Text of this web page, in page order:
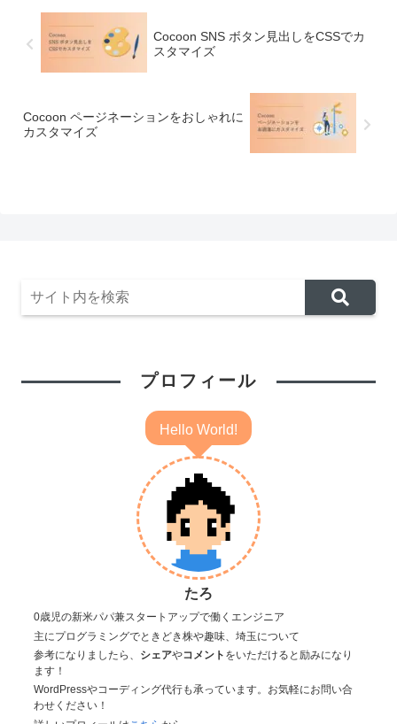
Cocoon SNS ボタン見出しをCSSでカ
スタマイズ
Cocoon ページネーションをおしゃれに
カスタマイズ
プロフィール
Hello World!
たろ
0歳児の新米パパ兼スタートアップで働くエンジニア
主にプログラミングでときどき株や趣味、埼玉について
参考になりましたら、 シェアやコメント をいただけると励みになり
ます！
WordPressやコーディング代行も承っています。お気軽にお問い合
わせください！